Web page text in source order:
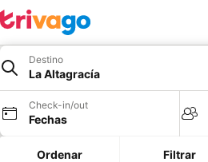
Destino
La Altagracía
Check-in/out
Fechas
Ordenar Filtrar